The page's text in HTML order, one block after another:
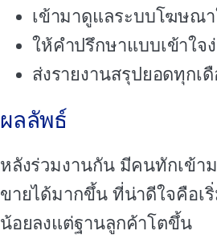
เข้ามาดูแลระบบโฆษณา
ให้คำปรึกษาแบบเข้าใ
ส่งรายงานสรุปยอดทุกเ
ผลลัพธ์
หลังร่วมงานกัน มีคนทักเข้า
ขายได้มากขึ้น ที่น่าดีใจคือเ
น้อยลงแต่ฐานลูกค้าโตขึ้น